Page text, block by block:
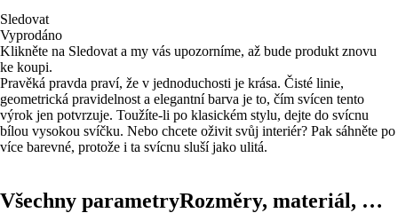
Sledovat
Vyprodáno
Klikněte na Sledovat a my vás upozorníme, až bude produkt znovu
ke koupi.
Pravěká pravda praví, že v jednoduchosti je krása. Čisté linie,
geometrická pravidelnost a elegantní barva je to, čím svícen tento
výrok jen potvrzuje. Toužíte-li po klasickém stylu, dejte do svícnu
bílou vysokou svíčku. Nebo chcete oživit svůj interiér? Pak sáhněte po
více barevné, protože i ta svícnu sluší jako ulitá.
Všechny parametryRozměry, materiál, …